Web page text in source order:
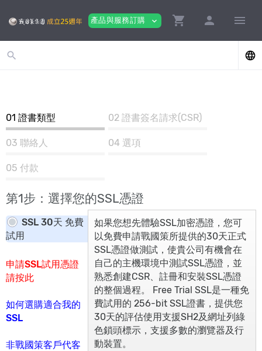
產品與服務訂購 expand_more shopping_cart person menu
search language
01 證書類型 02 證書簽名請求(CSR)
03 聯絡人 04 選項
05 付款
第1步：選擇您的SSL憑證
SSL 30天 免費
試用
申請SSL試用憑證
請按此
如何選購適合我的
SSL
非戰國策客戶代客
如果您想先體驗SSL加密憑證，您可
以免費申請戰國策所提供的30天正式
SSL憑證做測試，使貴公司有機會在
自己的主機環境中測試SSL憑證，並
熟悉創建CSR、註冊和安裝SSL憑證
的整個過程。 Free Trial SSL是一種免
費試用的 256-bit SSL證書，提供您
30天的評估使用支援SH2及網址列綠
色鎖頭標示，支援多數的瀏覽器及行
動裝置。